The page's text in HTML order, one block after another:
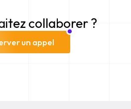
collaborer ?
un appel